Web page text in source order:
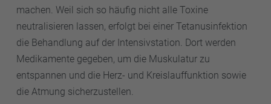
machen. Weil sich so häufig nicht alle Toxine
neutralisieren lassen, erfolgt bei einer Tetanusinfektion
die Behandlung auf der Intensivstation. Dort werden
Medikamente gegeben, um die Muskulatur zu
entspannen und die Herz- und Kreislauffunktion sowie
die Atmung sicherzustellen.